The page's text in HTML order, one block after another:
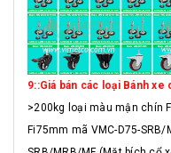
9::Giá bán các loại Bánh xe
>200kg loại màu mận chín
Fi75mm mã VMC-D75-SRB/